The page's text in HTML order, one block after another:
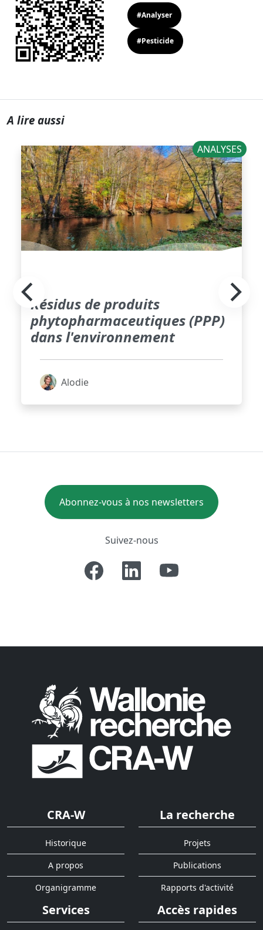
#Analyser
#Pesticide
A lire aussi
ANALYSES
Résidus de produits
phytopharmaceutiques (PPP)
dans l'environnement
Alodie
Abonnez-vous à nos newsletters
Suivez-nous
CRA-W
Historique
A propos
Organigramme
La recherche
Projets
Publications
Rapports d'activité
Services Accès rapides